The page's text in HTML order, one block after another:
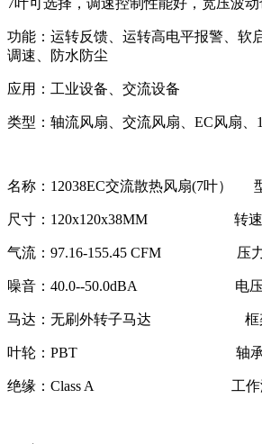
功能：运转反馈、运转高电平报警、软
调速、防水防尘
应用：工业设备、交流设备
类型：轴流风扇、交流风扇、EC风扇、
名称：12038EC交流散热风扇(7叶）
尺寸：120x120x38MM 转速：
气流：97.16-155.45 CFM 压力：
噪音：40.0--50.0dBA 电压：
马达：无刷外转子马达 框架
叶轮：PBT 轴承系统
绝缘：Class A 工作温度